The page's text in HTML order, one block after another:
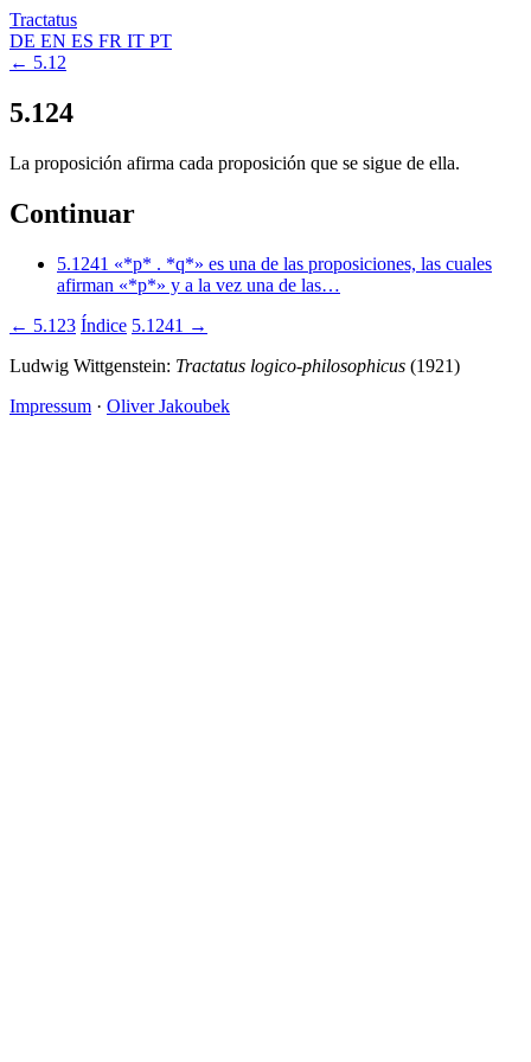
Tractatus
DE EN ES FR IT PT
← 5.12
5.124
La proposición afirma cada proposición que se sigue de ella.
Continuar
5.1241 «*p* . *q*» es una de las proposiciones, las cuales
afirman «*p*» y a la vez una de las…
← 5.123 Índice 5.1241 →
Ludwig Wittgenstein: Tractatus logico-philosophicus (1921)
Impressum · Oliver Jakoubek